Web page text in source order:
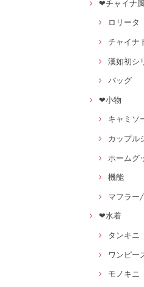
❤チャイナ
ロリータ
チャイナ
漢如初シ
バッグ
❤小物
キャミソ
カップル
ホームグ
機能
マフラ
❤水着
タンキニ
ワンピー
モノキニ